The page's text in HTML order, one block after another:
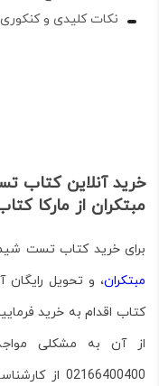
نکات کلیدی و
خرید آنلاین کتاب
مبتکران از مارکا
برای خرید کتابتست
مبتکران، و تحویل رایگان
کتاب اقدام به خرید
از آن به مشکلی